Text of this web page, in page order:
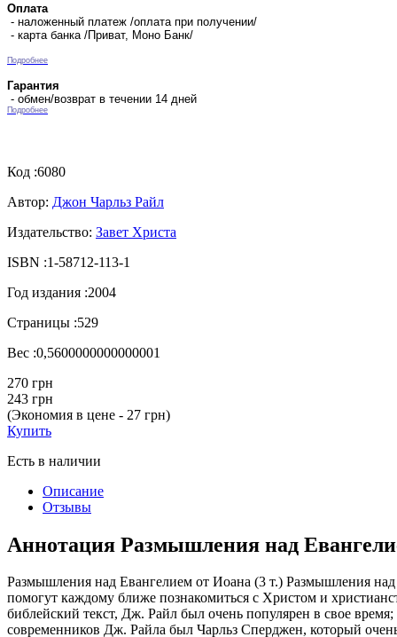
Оплата
- наложенный платеж /оплата при получении/
- карта банка /Приват, Моно Банк/
Подробнее
Гарантия
- обмен/возврат в течении 14 дней
Подробнее
Код :6080
Автор: Джон Чарльз Райл
Издательство: Завет Христа
ISBN :1-58712-113-1
Год издания :2004
Страницы :529
Вес :0,5600000000000001
270 грн
243 грн
(Экономия в цене - 27 грн)
Купить
Есть в наличии
Описание
Отзывы
Аннотация Размышления над
Размышления над Евангелием от Иоана (3 т.) Размышления
помогут каждому ближе познакомиться с Христом и
библейский текст, Дж. Райл был очень популярен в свое
современников Дж. Райла был Чарльз Сперджен, который